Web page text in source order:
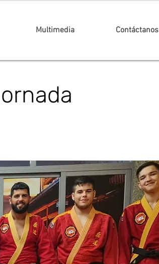
Multimedia Contáctanos